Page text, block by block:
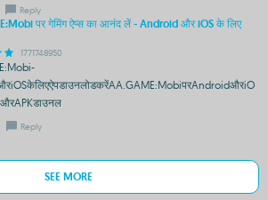
Reply
पर गेमिंग ऐप्स का आनंद लें - Android और iOS के लिए
1771748950
Reply
SEE MORE